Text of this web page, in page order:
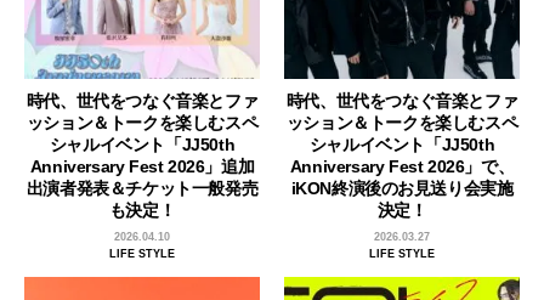
時代、世代をつなぐ音楽とファ
ッション＆トークを楽しむスペ
シャルイベント「JJ50th
Anniversary Fest 2026」追加
出演者発表＆チケット一般発売
も決定！
2026.04.10
LIFE STYLE
時代、世代をつなぐ音楽とファ
ッション＆トークを楽しむスペ
シャルイベント「JJ50th
Anniversary Fest 2026」で、
iKON終演後のお見送り会実施
決定！
2026.03.27
LIFE STYLE